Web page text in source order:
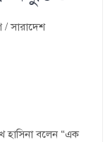
/সারাদেশ
হাসিনা বলেন “এক